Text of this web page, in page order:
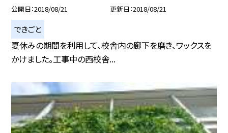
公開日 2018/08/21 更新日 2018/08/21
できごと
夏休みの期間を利用して、校舎内の廊下を磨き、ワックスを
かけました。工事中の西校舎...